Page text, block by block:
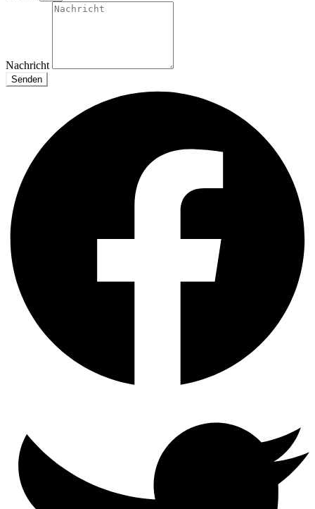
Nachricht
Senden